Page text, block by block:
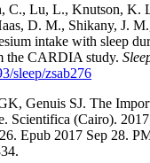
C., Lu, L., Knutson, K.
D. M., Shikany, J.
intake with sleep
the CARDIA study.
sleep/zsab276
Genuis SJ. The
Scientifica (Cairo).
Epub 2017 Sep 28.